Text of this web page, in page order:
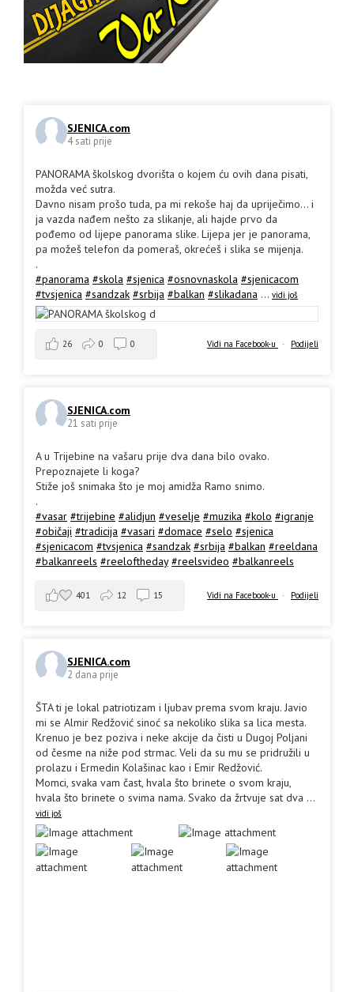
SJENICA.com
4 sati prije
PANORAMA školskog dvorišta o kojem ću ovih dana pisati,
možda već sutra.
Davno nisam prošo tuda, pa mi rekoše haj da upriječimo... i
ja vazda nađem nešto za slikanje, ali hajde prvo da
pođemo od lijepe panorama slike. Lijepa jer je panorama,
pa možeš telefon da pomeraš, okrećeš i slika se mijenja.
.
#panorama #skola #sjenica #osnovnaskola #sjenicacom
#tvsjenica #sandzak #srbija #balkan #slikadana ... vidi još
Vidi na Facebook-u · Podijeli
26 0 0
SJENICA.com
21 sati prije
A u Trijebine na vašaru prije dva dana bilo ovako.
Prepoznajete li koga?
Stiže još snimaka što je moj amidža Ramo snimo.
.
#vasar #trijebine #alidjun #veselje #muzika #kolo #igranje
#običaji #tradicija #vasari #domace #selo #sjenica
#sjenicacom #tvsjenica #sandzak #srbija #balkan #reeldana
#balkanreels #reeloftheday #reelsvideo #balkanreels
Vidi na Facebook-u · Podijeli
401 12 15
SJENICA.com
2 dana prije
ŠTA ti je lokal patriotizam i ljubav prema svom kraju. Javio
mi se Almir Redžović sinoć sa nekoliko slika sa lica mesta.
Krenuo je bez poziva i neke akcije da čisti u Dugoj Poljani
od česme na niže pod strmac. Veli da su mu se pridružili u
prolazu i Ermedin Kolašinac kao i Emir Redžović.
Momci, svaka vam čast, hvala što brinete o svom kraju,
hvala što brinete o svima nama. Svako da žrtvuje sat dva ...
vidi još